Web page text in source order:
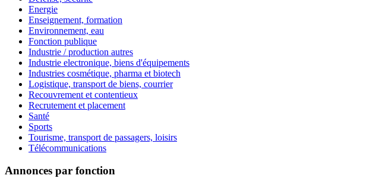
Energie
Enseignement, formation
Environnement, eau
Fonction publique
Industrie / production autres
Industrie electronique, biens d'équipements
Industries cosmétique, pharma et biotech
Logistique, transport de biens, courrier
Recouvrement et contentieux
Recrutement et placement
Santé
Sports
Tourisme, transport de passagers, loisirs
Télécommunications
Annonces par fonction